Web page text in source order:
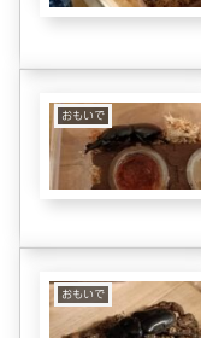
おもいで
おもいで